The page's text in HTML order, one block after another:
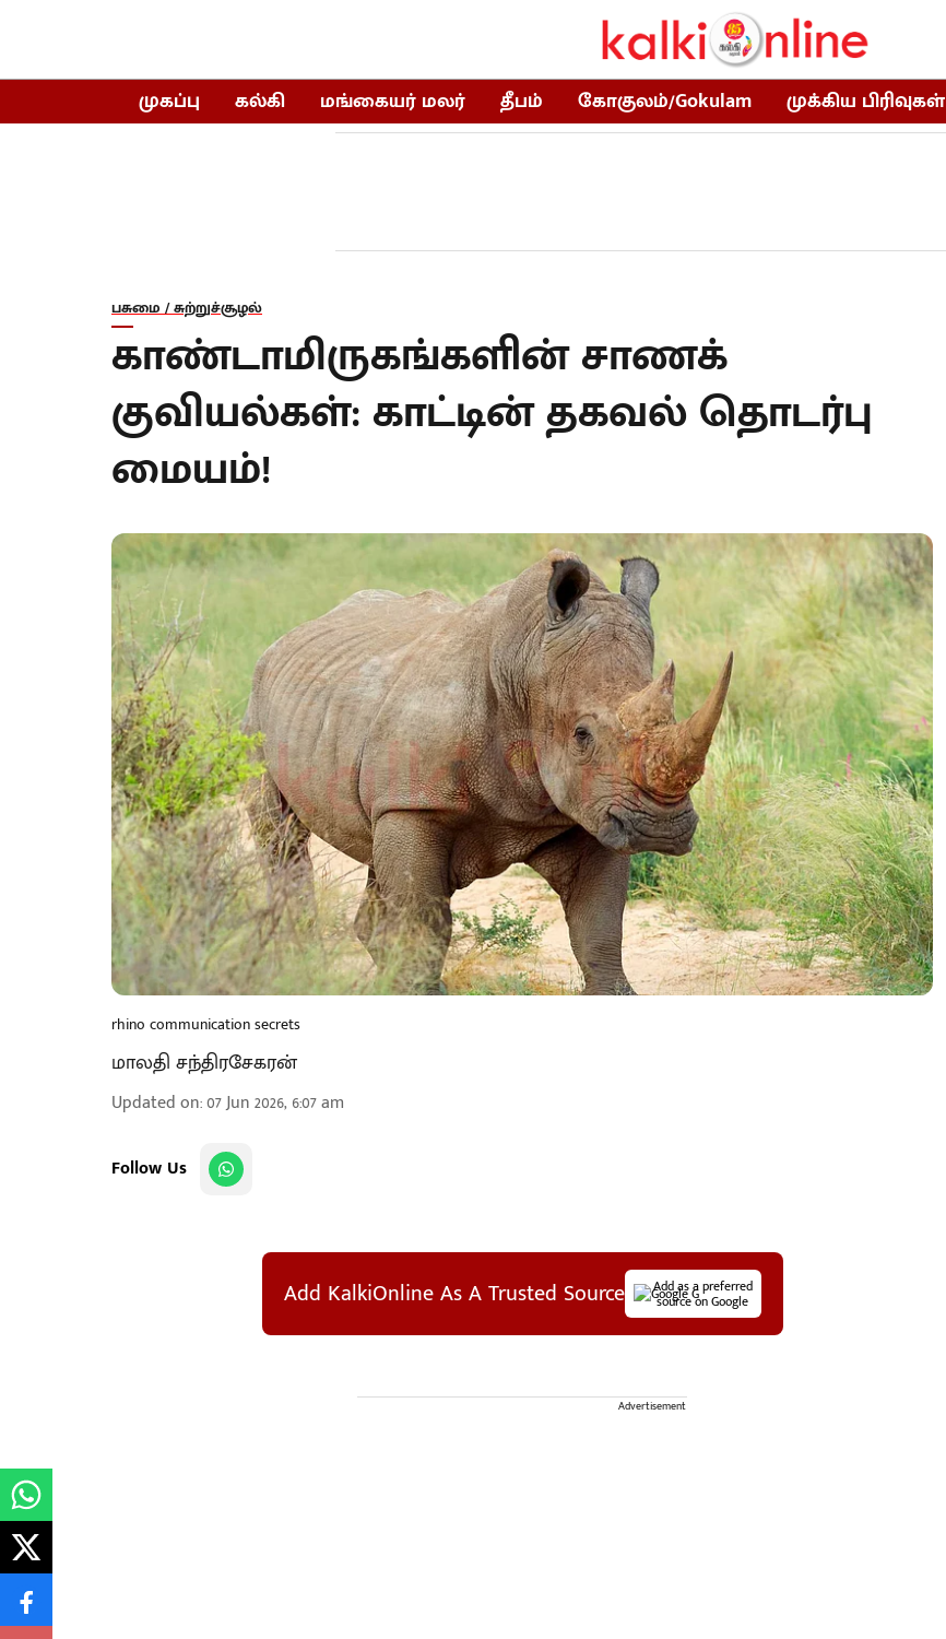
முகப்பு கல்கி மங்கையர் மலர் தீபம் கோகுலம்/Gokulam முக்கிய பிரிவுகள்
பசுமை / சுற்றுச்சூழல்
காண்டாமிருகங்களின் சாணக்
குவியல்கள்: காட்டின் தகவல் தொடர்பு
மையம்!
rhino communication secrets
மாலதி சந்திரசேகரன்
Updated on:07 Jun 2026, 6:07 am
Follow Us
Add KalkiOnline As A Trusted Source Add as a preferred
source on Google
Advertisement